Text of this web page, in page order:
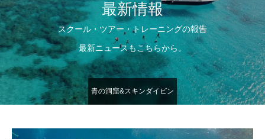
最新情報
スクール・ツアー・トレーニングの報告
最新ニュースもこちらから。
青の洞窟&スキンダイビン